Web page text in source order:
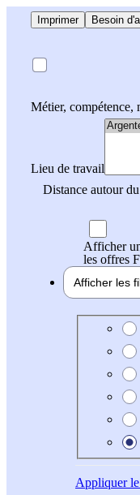
Imprimer Besoin
Métier, compétence,
Lieu de travail
Distance autour
Afficher
les offres
Afficher les
Date de
Appliquerle